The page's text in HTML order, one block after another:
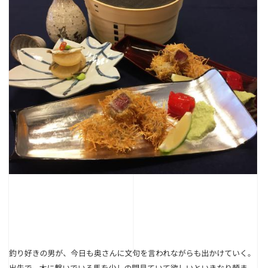
釣り好きの男が、今日も奥さんに文句を言われながらも出かけていく。